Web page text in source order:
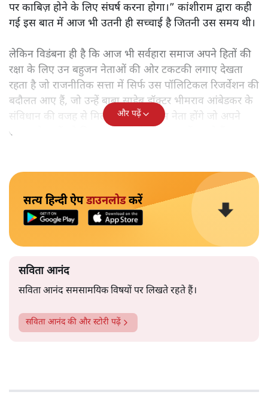
पर काबिज़ होने के लिए संघर्ष करना होगा।” कांशीराम द्वारा कही
गई इस बात में आज भी उतनी ही सच्चाई है जितनी उस समय थी।
लेकिन विडंबना ही है कि आज भी सर्वहारा समाज अपने हितों की
रक्षा के लिए उन बहुजन नेताओं की ओर टकटकी लगाए देखता
रहता है जो राजनीतिक सत्ता में सिर्फ उस पॉलिटिकल रिजर्वेशन की
बदौलत आए हैं, जो उन्हें बाबा साहेब डॉक्टर भीमराव आंबेडकर के
संविधान की वजह से मिला। ऐसे बहुत कम नेता होंगे जो अपने
समाज के मुद्दों को विधानसभाओं में और संसद में उठाते हैं।
और पढ़ें
सत्य हिन्दी ऐपडाउनलोडकरें
सविता आनंद
सविता आनंद समसामयिक विषयों पर लिखते रहते हैं।
सविता आनंदकी और स्टोरी पढ़ें